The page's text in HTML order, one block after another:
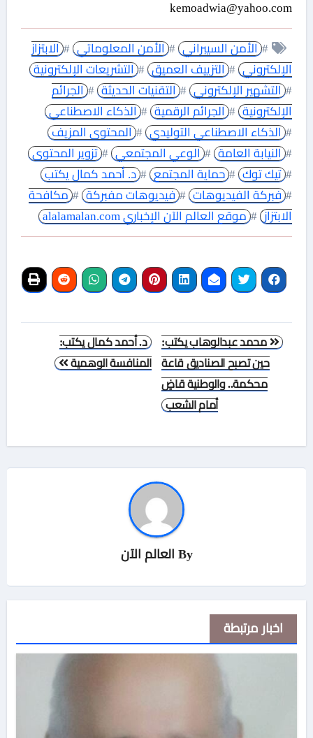
kemoadwia@yahoo.com
# الأمن السيبراني # الأمن المعلوماتي # الابتزاز
الإلكتروني # التزييف العميق # التشريعات الإلكترونية
# التشهير الإلكتروني # التقنيات الحديثة # الجرائم
الإلكترونية # الجرائم الرقمية # الذكاء الاصطناعي
# الذكاء الاصطناعي التوليدي # المحتوى المزيف
# النيابة العامة # الوعي المجتمعي # تزوير المحتوى
# تيك توك # حماية المجتمع # د. أحمد كمال يكتب
# فبركة الفيديوهات # فيديوهات مفبركة # مكافحة
الابتزاز # موقع العالم الآن الإخباري alalamalan.com
تصفّح
المقالات
د. أحمد كمال يكتب:
المنافسة الوهمية
محمد عبدالوهاب يكتب:
حين تصبح الصناديق قاعة
محكمة.. والوطنية قاضٍ
أمام الشعب
By العالم الآن
اخبار مرتبطة